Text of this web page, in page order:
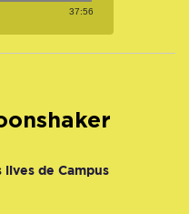
37:56
lives de Campus